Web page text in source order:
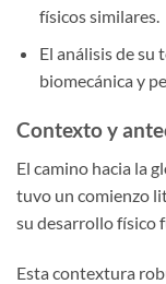
físicos similares.
El análisis de su
biomecánica y
Contexto y
El camino hacia la
tuvo un comienzo
su desarrollo físico
Esta contextura